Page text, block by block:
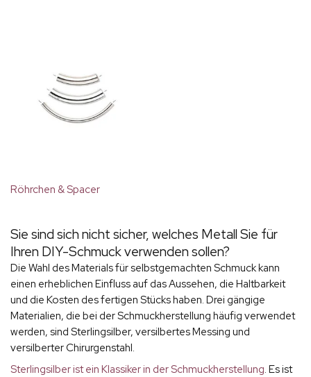
Röhrchen & Spacer
Sie sind sich nicht sicher, welches Metall Sie für
Ihren DIY-Schmuck verwenden sollen?
Die Wahl des Materials für selbstgemachten Schmuck kann
einen erheblichen Einfluss auf das Aussehen, die Haltbarkeit
und die Kosten des fertigen Stücks haben. Drei gängige
Materialien, die bei der Schmuckherstellung häufig verwendet
werden, sind Sterlingsilber, versilbertes Messing und
versilberter Chirurgenstahl.
Sterlingsilber ist ein Klassiker in der Schmuckherstellung. Es ist